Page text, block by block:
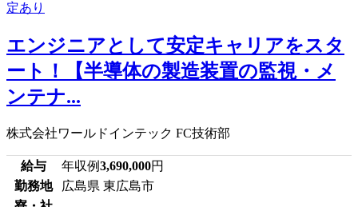
エンジニアとして安定キャリアをスタ
ート！【半導体の製造装置の監視・メ
ンテナ...
株式会社ワールドインテック FC技術部
給与 年収例3,690,000円
勤務地
広島県 東広島市